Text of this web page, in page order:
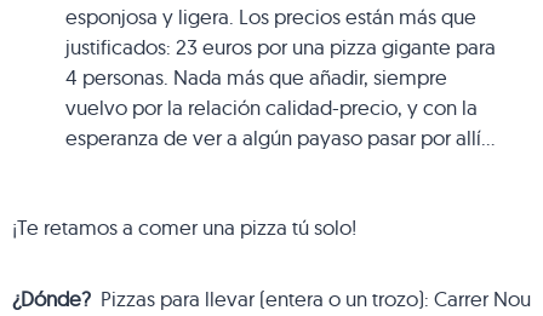
esponjosa y ligera. Los precios están más que
justificados: 23 euros por una pizza gigante para
4 personas. Nada más que añadir, siempre
vuelvo por la relación calidad-precio, y con la
esperanza de ver a algún payaso pasar por allí…
¡Te retamos a comer una pizza tú solo!
¿Dónde? Pizzas para llevar (entera o un trozo): Carrer Nou